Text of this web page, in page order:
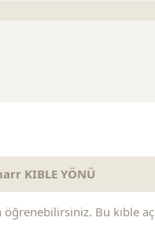
KIBLE YÖNÜ
Bu kıble